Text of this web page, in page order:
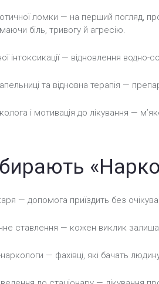
ломки — на перший погляд,
біль, тривогу й агресію.
інтоксикації — відновлення
та відновна терапія —
і мотивація до лікування —
— допомога приїздить без
ставлення — кожен виклик
наркологи — фахівці, які бачать